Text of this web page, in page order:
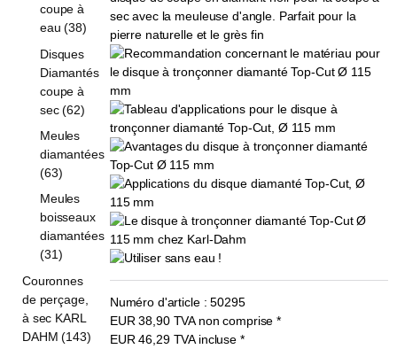
Numéro d'article : 50295
EUR38,90 TVA non comprise *
EUR46,29 TVA incluse *
coupe à
eau (38)
Disques
Diamantés
coupe à
sec (62)
Meules
diamantées
(63)
Meules
boisseaux
diamantées
(31)
Couronnes
de perçage,
à sec KARL
DAHM (143)